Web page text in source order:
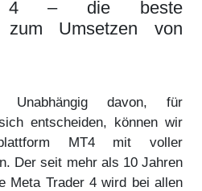
4 – die beste
zum Umsetzen von
Unabhängig davon, für
entscheiden, können wir
MT4 mit voller
Der seit mehr als 10 Jahren
Meta Trader 4 wird bei allen